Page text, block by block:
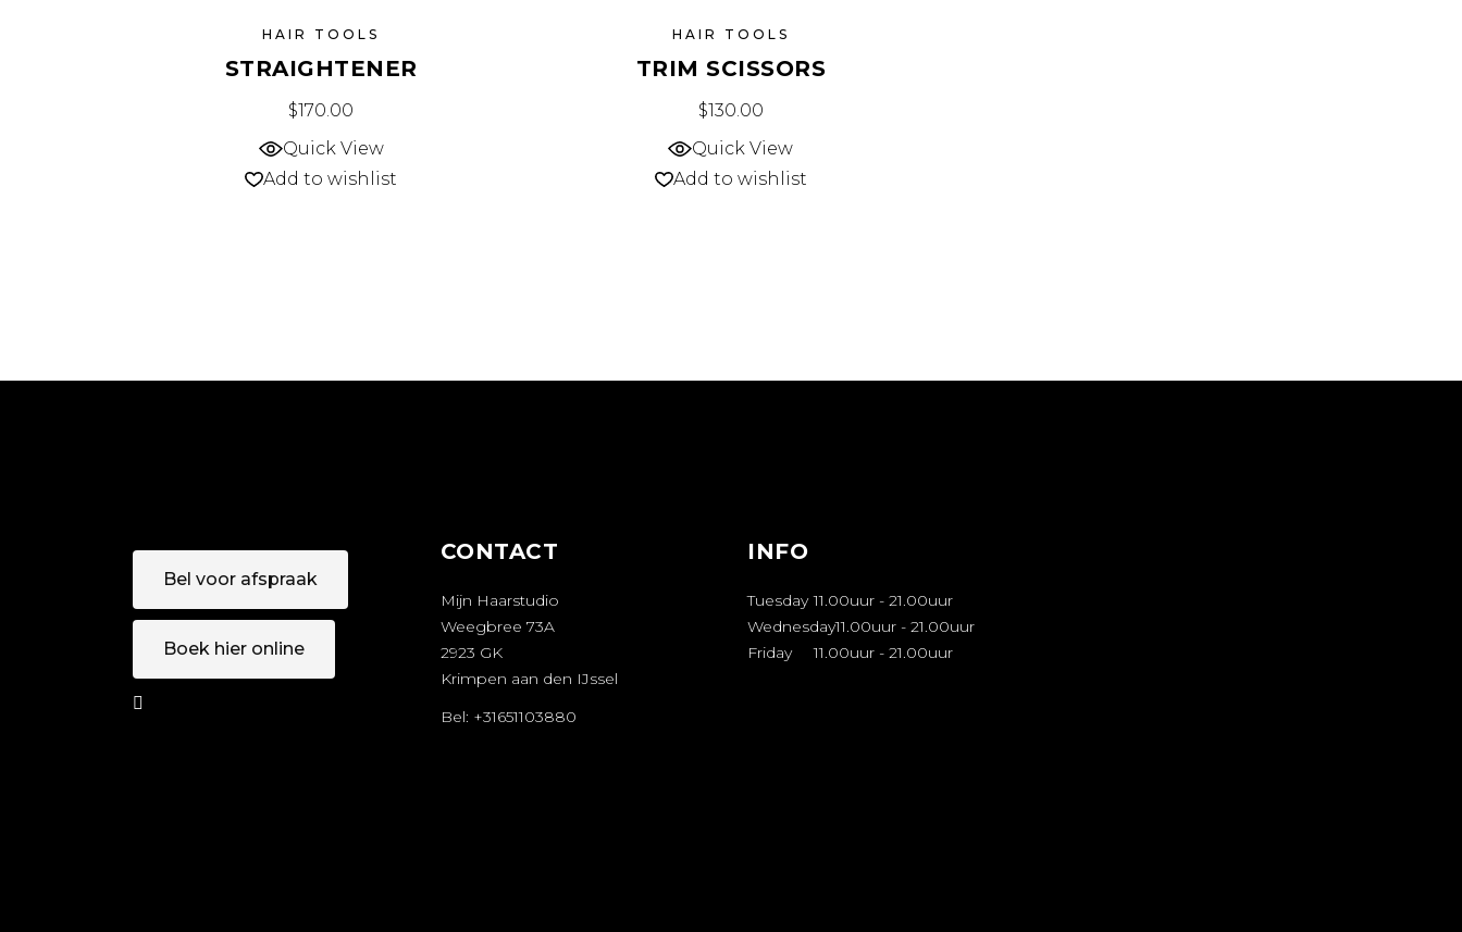
HAIR TOOLS
STRAIGHTENER
$170.00
Quick View
Add to wishlist
HAIR TOOLS
TRIM SCISSORS
$130.00
Quick View
Add to wishlist
Bel voor afspraak
Boek hier online
CONTACT
Mijn Haarstudio
Weegbree 73A
2923 GK
Krimpen aan den IJssel
Bel: +31651103880
INFO
Tuesday 11.00uur - 21.00uur
Wednesday11.00uur - 21.00uur
Friday
11.00uur - 21.00uur